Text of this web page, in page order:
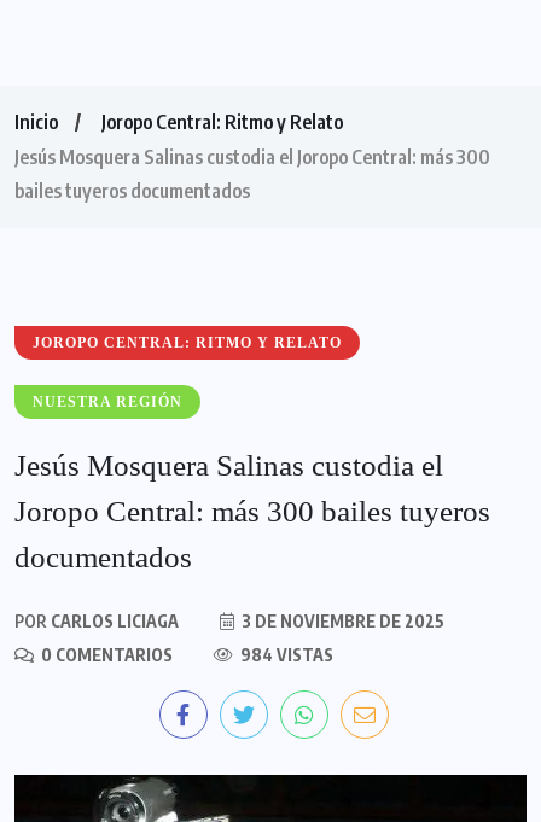
Inicio
Joropo Central: Ritmo y Relato
Jesús Mosquera Salinas custodia el Joropo Central: más 300
bailes tuyeros documentados
JOROPO CENTRAL: RITMO Y RELATO
NUESTRA REGIÓN
Jesús Mosquera Salinas custodia el
Joropo Central: más 300 bailes tuyeros
documentados
POR CARLOS LICIAGA
3 DE NOVIEMBRE DE 2025
0 COMENTARIOS
984 VISTAS